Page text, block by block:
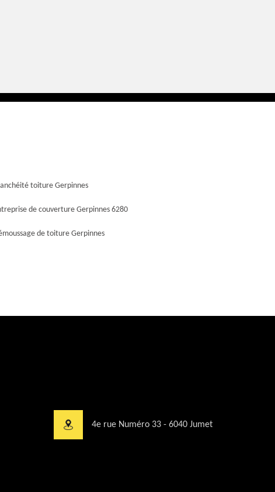
toiture Gerpinnes
de couverture Gerpinnes 6280
de toiture Gerpinnes
4e rue Numéro 33 - 6040 Jumet